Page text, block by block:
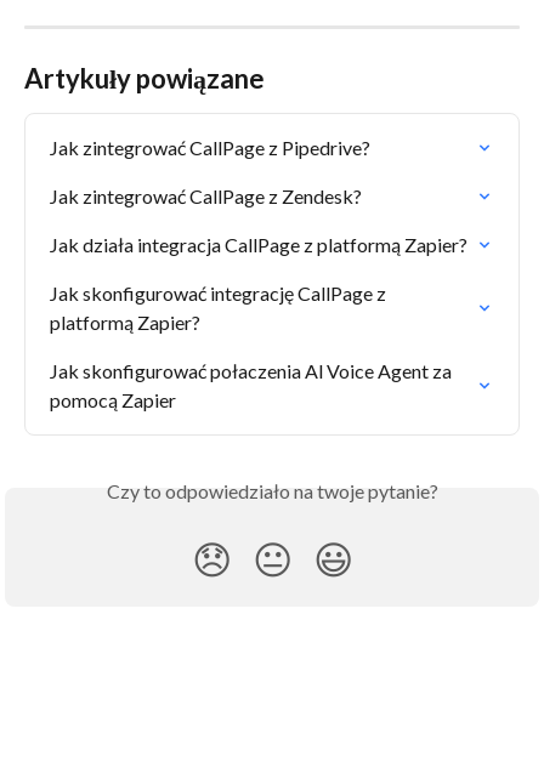
Artykuły powiązane
Jak zintegrować CallPage z Pipedrive?
Jak zintegrować CallPage z Zendesk?
Jak działa integracja CallPage z platformą Zapier?
Jak skonfigurować integrację CallPage z
platformą Zapier?
Jak skonfigurować połaczenia AI Voice Agent za
pomocą Zapier
Czy to odpowiedziało na twoje pytanie?
😞 😐 😃